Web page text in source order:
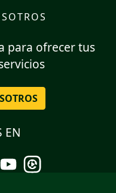
para ofrecer tus
EN